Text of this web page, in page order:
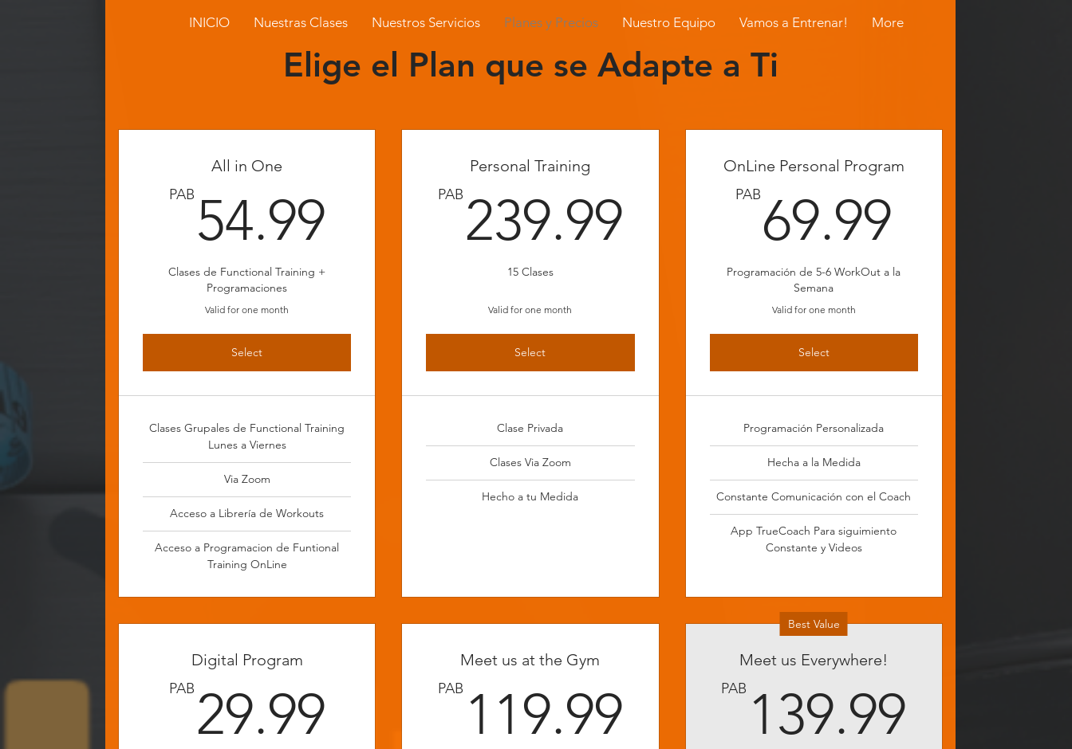
Elige el Plan que se Adapte a Ti
All in One
PAB 54.99 54.99PAB
Clases de Functional Training +
Programaciones
Valid for one month
Select
Clases Grupales de Functional Training
Lunes a Viernes
Via Zoom
Acceso a Librería de Workouts
Acceso a Programacion de Funtional
Training OnLine
Personal Training
PAB 239.99 239.99PAB
15 Clases
Valid for one month
Select
Clase Privada
Clases Via Zoom
Hecho a tu Medida
OnLine Personal Program
PAB 69.99
Programación de 5-6 WorkOut a la
Semana
Valid for one month
Select
Programación Personalizada
Hecha a la Medida
Constante Comunicación con el Coach
App TrueCoach Para siguimiento
Constante y Videos
Digital Program
PAB 29.99 29.99PAB
Meet us at the Gym
PAB 119.99 119.99PAB
Best Value
Meet us Everywhere!
PAB 139.99
INICIO Nuestras Clases Nuestros Servicios Planes y Precios Nuestro Equipo Vamos a Entrenar! More